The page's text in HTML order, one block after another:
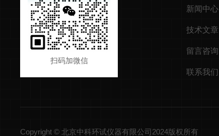
扫码加微信
新闻中心
技术文章
留言咨询
联系我们
Copyright © 北京中科环试仪器有限公司2024版权所有